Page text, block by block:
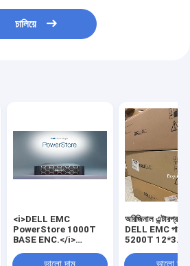
চালিয়ে
<i>DELL EMC
PowerStore 1000T
BASE ENC.</i>
পাওয়ারস্টোর 1000T BASE
অরিজিনাল
DELL EMC
5200T